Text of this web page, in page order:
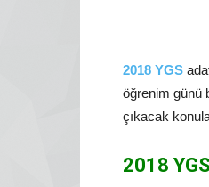
2018 YGS
öğrenim günü
çıkacak
2018